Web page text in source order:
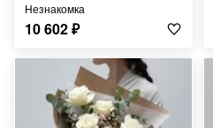
Незнакомка
10 602₽